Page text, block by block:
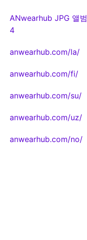
ANwearhub JPG 앨범
4
anwearhub.com/la/
anwearhub.com/fi/
anwearhub.com/su/
anwearhub.com/uz/
anwearhub.com/no/